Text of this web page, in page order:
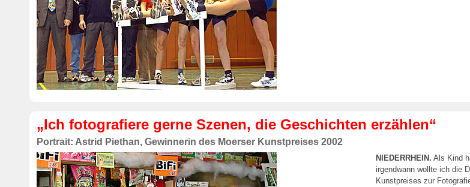
„Ich fotografiere gerne Szenen, die Geschichten erzählen“
Portrait: Astrid Piethan, Gewinnerin des Moerser Kunstpreises 2002
NIEDERRHEIN. Als Kind
irgendwann wollte ich die
Kunstpreises zur